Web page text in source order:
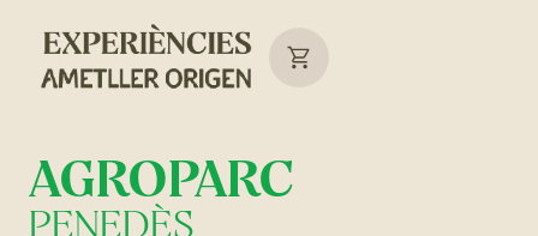
AGROPARC
PENEDÈS